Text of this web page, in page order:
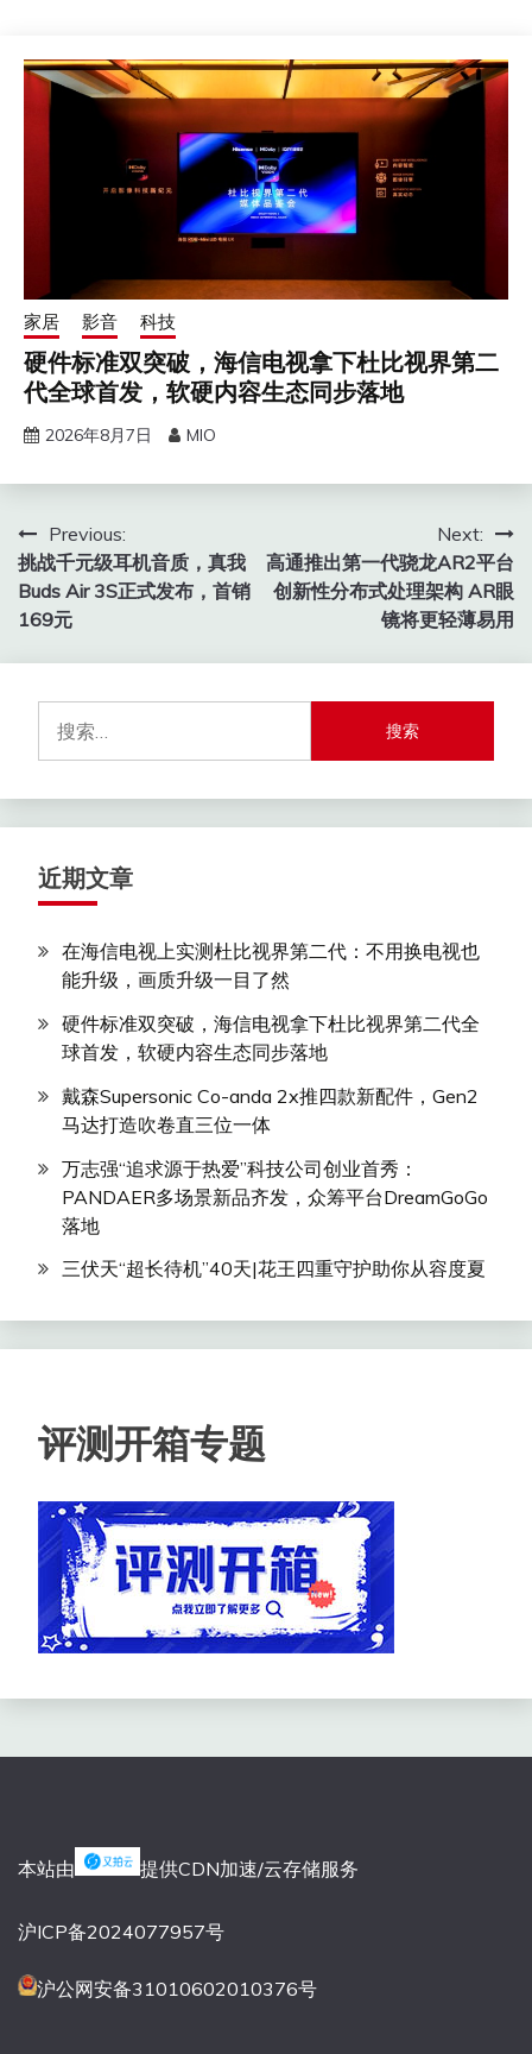
家居 影音 科技
硬件标准双突破，海信电视拿下杜比视界第二
代全球首发，软硬内容生态同步落地
2026年8月7日 MIO
文
章
导
航
Previous:
挑战千元级耳机音质，真我
Buds Air 3S正式发布，首销
169元
Next:
高通推出第一代骁龙AR2平台
创新性分布式处理架构 AR眼
镜将更轻薄易用
索：
近期文章
在海信电视上实测杜比视界第二代：不用换电视也
能升级，画质升级一目了然
硬件标准双突破，海信电视拿下杜比视界第二代全
球首发，软硬内容生态同步落地
戴森Supersonic Co-anda 2x推四款新配件，Gen2
马达打造吹卷直三位一体
万志强“追求源于热爱”科技公司创业首秀：
PANDAER多场景新品齐发，众筹平台DreamGoGo
落地
三伏天“超长待机”40天|花王四重守护助你从容度夏
评测开箱专题
本站由 提供CDN加速/云存储服务
沪ICP备2024077957号
沪公网安备31010602010376号